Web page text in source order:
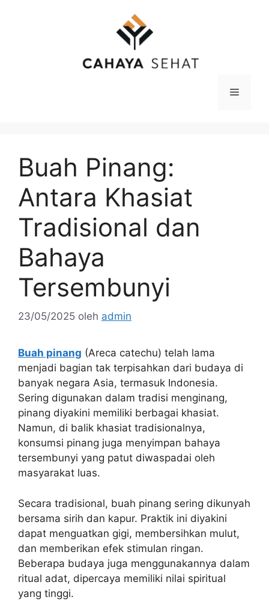
Menu
Buah Pinang:
Antara Khasiat
Tradisional dan
Bahaya
Tersembunyi
23/05/2025 oleh admin
Buah pinang (Areca catechu) telah lama
menjadi bagian tak terpisahkan dari budaya di
banyak negara Asia, termasuk Indonesia.
Sering digunakan dalam tradisi menginang,
pinang diyakini memiliki berbagai khasiat.
Namun, di balik khasiat tradisionalnya,
konsumsi pinang juga menyimpan bahaya
tersembunyi yang patut diwaspadai oleh
masyarakat luas.
Secara tradisional, buah pinang sering dikunyah
bersama sirih dan kapur. Praktik ini diyakini
dapat menguatkan gigi, membersihkan mulut,
dan memberikan efek stimulan ringan.
Beberapa budaya juga menggunakannya dalam
ritual adat, dipercaya memiliki nilai spiritual
yang tinggi.